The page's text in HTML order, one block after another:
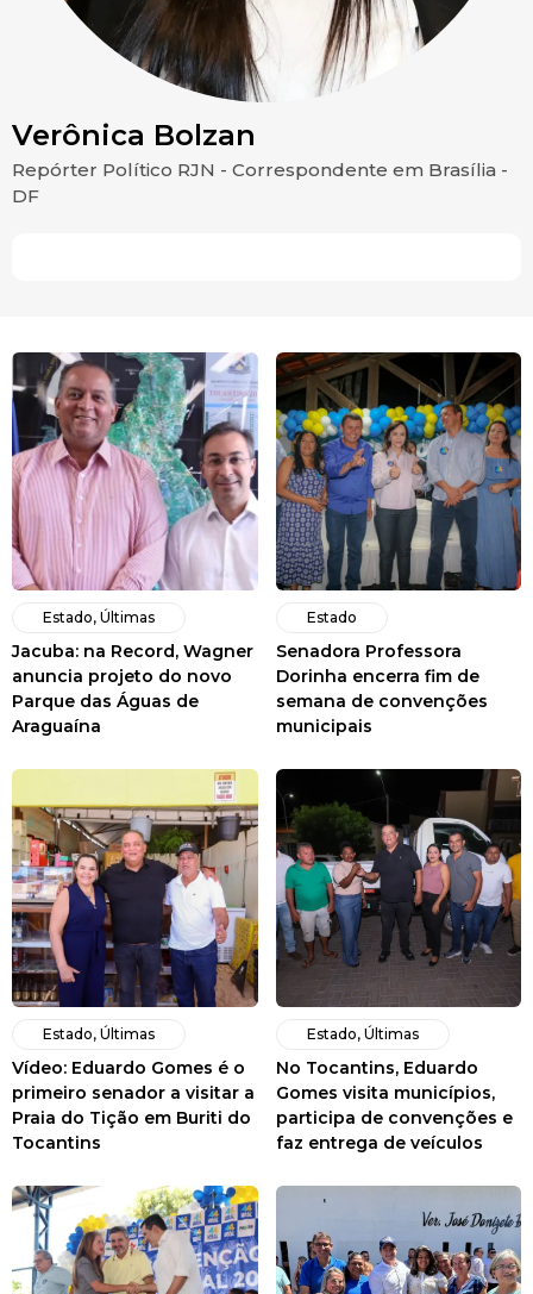
Verônica Bolzan
Repórter Político RJN - Correspondente em Brasília -
DF
Estado, Últimas
Jacuba: na Record, Wagner
anuncia projeto do novo
Parque das Águas de
Araguaína
Estado
Senadora Professora
Dorinha encerra fim de
semana de convenções
municipais
Estado, Últimas
Vídeo: Eduardo Gomes é o
primeiro senador a visitar a
Praia do Tição em Buriti do
Tocantins
Estado, Últimas
No Tocantins, Eduardo
Gomes visita municípios,
participa de convenções e
faz entrega de veículos